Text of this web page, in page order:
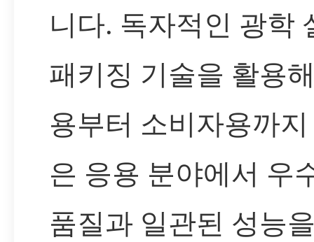
니다. 독자적인 광학
패키징 기술을 활용
용부터 소비자용까
은 응용 분야에서 우
품질과 일관된 성능